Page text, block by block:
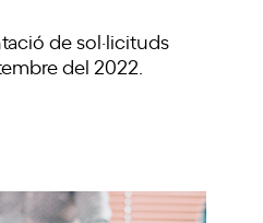
de sol·licituds
del 2022.